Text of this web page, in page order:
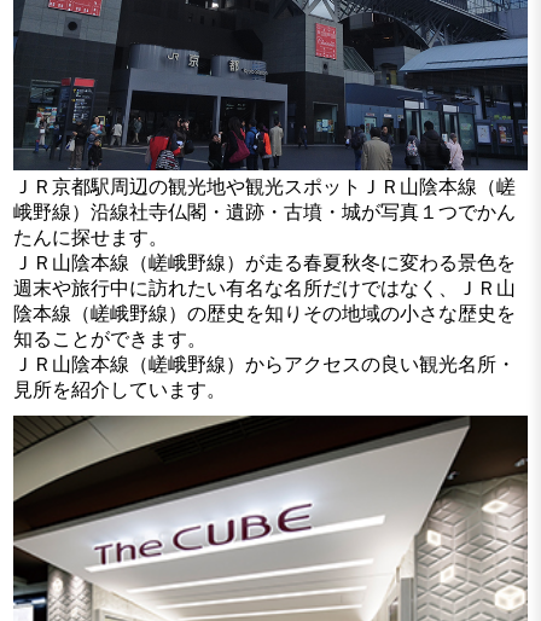
ＪＲ京都駅周辺の観光地や観光スポットＪＲ山陰本線（嵯
峨野線）沿線社寺仏閣・遺跡・古墳・城が写真１つでかん
たんに探せます。
ＪＲ山陰本線（嵯峨野線）が走る春夏秋冬に変わる景色を
週末や旅行中に訪れたい有名な名所だけではなく、ＪＲ山
陰本線（嵯峨野線）の歴史を知りその地域の小さな歴史を
知ることができます。
ＪＲ山陰本線（嵯峨野線）からアクセスの良い観光名所・
見所を紹介しています。